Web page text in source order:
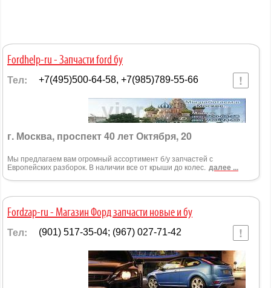
Fordhelp-ru - Запчасти ford бу
Тел: +7(495)500-64-58, +7(985)789-55-66
г. Москва, проспект 40 лет Октября, 20
Мы предлагаем вам огромный ассортимент б/у запчастей с
Европейских разборок. В наличии все от крыши до колес. далее ...
Fordzap-ru - Магазин Форд запчасти новые и бу
Тел: (901) 517-35-04; (967) 027-71-42